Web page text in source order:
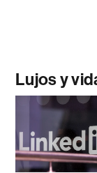
Lujos y